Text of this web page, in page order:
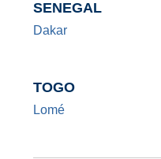
SENEGAL
Dakar
TOGO
Lomé